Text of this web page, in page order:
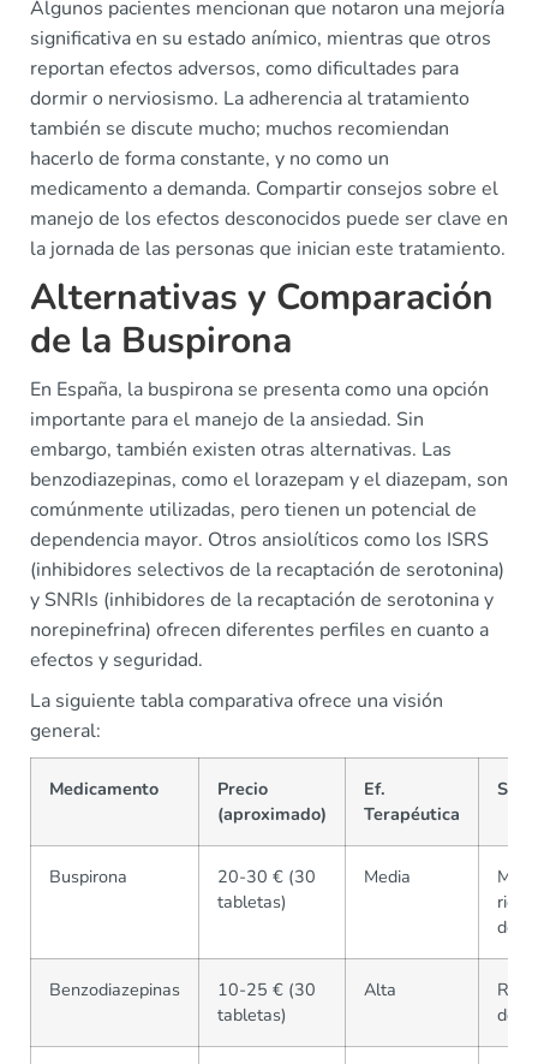
Algunos pacientes mencionan que notaron una mejoría
significativa en su estado anímico, mientras que otros
reportan efectos adversos, como dificultades para
dormir o nerviosismo. La adherencia al tratamiento
también se discute mucho; muchos recomiendan
hacerlo de forma constante, y no como un
medicamento a demanda. Compartir consejos sobre el
manejo de los efectos desconocidos puede ser clave en
la jornada de las personas que inician este tratamiento.
Alternativas y Comparación
de la Buspirona
En España, la buspirona se presenta como una opción
importante para el manejo de la ansiedad. Sin
embargo, también existen otras alternativas. Las
benzodiazepinas, como el lorazepam y el diazepam, son
comúnmente utilizadas, pero tienen un potencial de
dependencia mayor. Otros ansiolíticos como los ISRS
(inhibidores selectivos de la recaptación de serotonina)
y SNRIs (inhibidores de la recaptación de serotonina y
norepinefrina) ofrecen diferentes perfiles en cuanto a
efectos y seguridad.
La siguiente tabla comparativa ofrece una visión
general:
Medicamento
Precio
(aproximado)
Ef.
Terapéutica
Buspirona
20-30 € (30
tabletas)
Media
Benzodiazepinas
10-25 € (30
tabletas)
Alta